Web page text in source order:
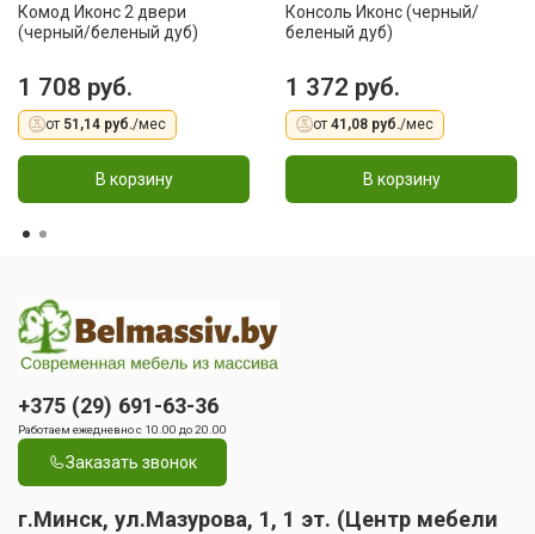
Комод Иконс 2 двери
(черный/беленый дуб)
1 708 руб.
от 51,14 руб./мес
В корзину
Консоль Иконс (черный/
беленый дуб)
1 372 руб.
от 41,08 руб./мес
В корзину
+375 (29) 691-63-36
Работаем ежедневно с 10.00 до 20.00
Заказать звонок
г.Минск, ул.Мазурова, 1, 1 эт. (Центр мебели